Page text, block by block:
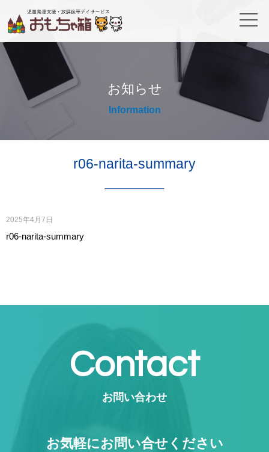
お知らせ
Information
r06-narita-summary
2025年4月7日
r06-narita-summary
Contact
お問い合わせ
お気軽にお問い合せください